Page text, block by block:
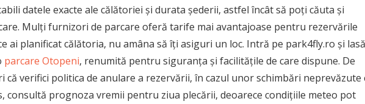
datele exacte ale călătoriei și durata șederii, astfel încât să poți căuta și
Mulți furnizori de parcare oferă tarife mai avantajoase pentru rezervările
ai planificat călătoria, nu amâna să îți asiguri un loc. Intră pe park4fly.ro și
parcare Otopeni, renumită pentru siguranța și facilitățile de care dispune. De
că verifici politica de anulare a rezervării, în cazul unor schimbări neprevăzute
consultă prognoza vremii pentru ziua plecării, deoarece condițiile meteo pot